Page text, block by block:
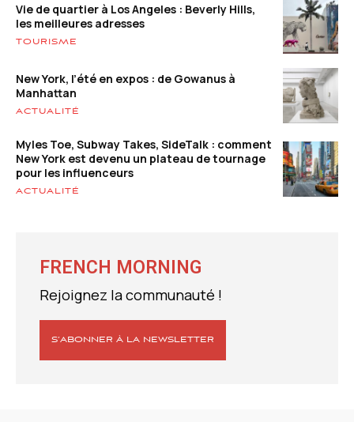
Vie de quartier à Los Angeles : Beverly Hills,
les meilleures adresses
TOURISME
New York, l’été en expos : de Gowanus à
Manhattan
ACTUALITÉ
Myles Toe, Subway Takes, SideTalk : comment
New York est devenu un plateau de tournage
pour les influenceurs
ACTUALITÉ
FRENCH MORNING
Rejoignez la communauté !
S’ABONNER À LA NEWSLETTER